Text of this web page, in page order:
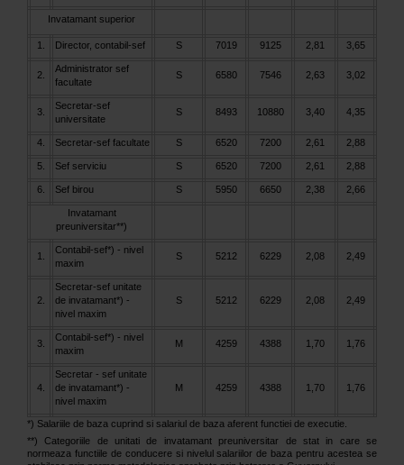
Invatamant superior
1. Director, contabil-sef S 7019 9125 2,81 3,65
2.
Administrator sef
facultate
S 6580 7546 2,63 3,02
3.
Secretar-sef
universitate
S 8493 10880 3,40 4,35
4. Secretar-sef facultate S 6520 7200 2,61 2,88
5. Sef serviciu S 6520 7200 2,61 2,88
6. Sef birou S 5950 6650 2,38 2,66
Invatamant
preuniversitar**)
1.
Contabil-sef*) - nivel
maxim
S 5212 6229 2,08 2,49
2.
Secretar-sef unitate
de invatamant*) -
nivel maxim
S 5212 6229 2,08 2,49
3.
Contabil-sef*) - nivel
maxim
M 4259 4388 1,70 1,76
4.
Secretar - sef unitate
de invatamant*) -
nivel maxim
M 4259 4388 1,70 1,76
*) Salariile de baza cuprind si salariul de baza aferent functiei de executie.
**) Categoriile de unitati de invatamant preuniversitar de stat in care se
normeaza functiile de conducere si nivelul salariilor de baza pentru acestea se